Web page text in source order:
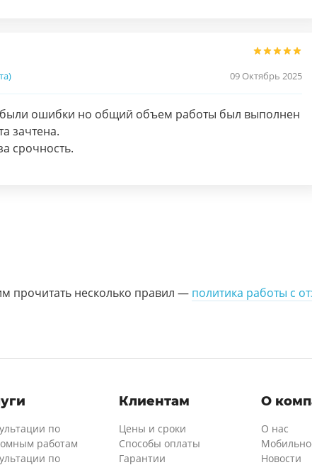
09 Октябрь 2025
были ошибки но общий объем работы был выполнен
зачтена.
срочность.
прочитать несколько правил — политика работы с
по
работам
по
Клиентам
Цены и сроки
Способы оплаты
Гарантии
О
О нас
Новости